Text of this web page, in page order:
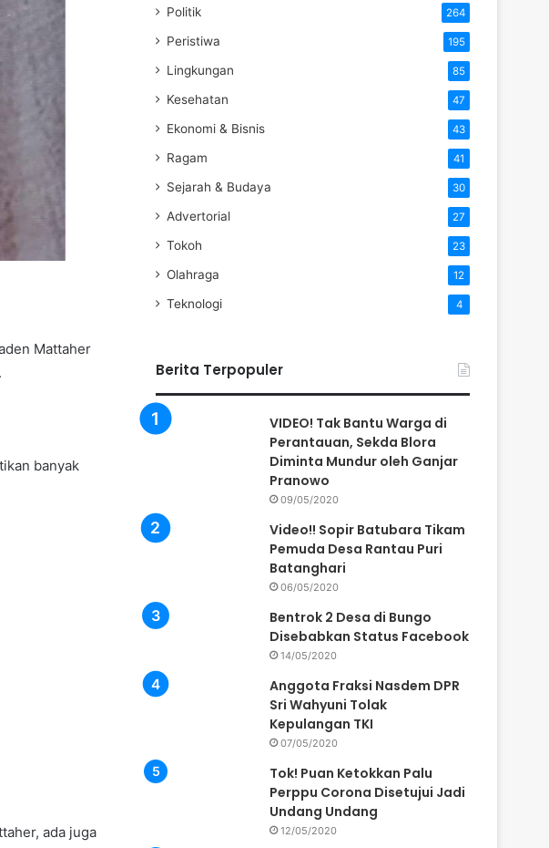
Mattaher
banyak
ada juga
Politik 264
Peristiwa 195
Lingkungan 85
Kesehatan 47
Ekonomi & Bisnis 43
Ragam 41
Sejarah & Budaya 30
Advertorial 27
Tokoh 23
Olahraga 12
Teknologi 4
Berita Terpopuler
VIDEO! Tak Bantu Warga di
Perantauan, Sekda Blora
Diminta Mundur oleh Ganjar
Pranowo
09/05/2020
Video!! Sopir Batubara Tikam
Pemuda Desa Rantau Puri
Batanghari
06/05/2020
Bentrok 2 Desa di Bungo
Disebabkan Status Facebook
14/05/2020
Anggota Fraksi Nasdem DPR
Sri Wahyuni Tolak
Kepulangan TKI
07/05/2020
Tok! Puan Ketokkan Palu
Perppu Corona Disetujui Jadi
Undang Undang
12/05/2020